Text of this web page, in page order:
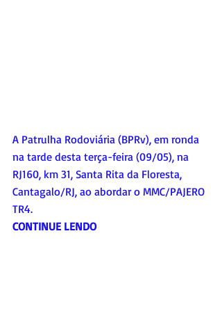
A Patrulha Rodoviária (BPRv), em ronda
na tarde desta terça-feira (09/05), na
RJ160, km 31, Santa Rita da Floresta,
Cantagalo/RJ, ao abordar o MMC/PAJERO
TR4.
CONTINUE LENDO